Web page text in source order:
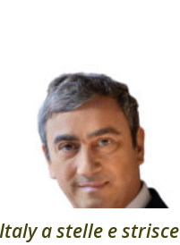
a stelle e strisce